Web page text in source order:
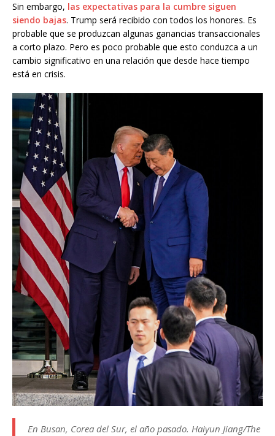
Sin embargo, las expectativas para la cumbre siguen
siendo bajas. Trump será recibido con todos los honores. Es
probable que se produzcan algunas ganancias transaccionales
a corto plazo. Pero es poco probable que esto conduzca a un
cambio significativo en una relación que desde hace tiempo
está en crisis.
En Busan, Corea del Sur, el año pasado. Haiyun Jiang/The